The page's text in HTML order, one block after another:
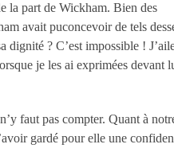
la part de Wickham. Bien des
avait puconcevoir de tels
? C’est impossible !
je les ai exprimées devant
faut pas compter. Quant à
gardé pour elle une